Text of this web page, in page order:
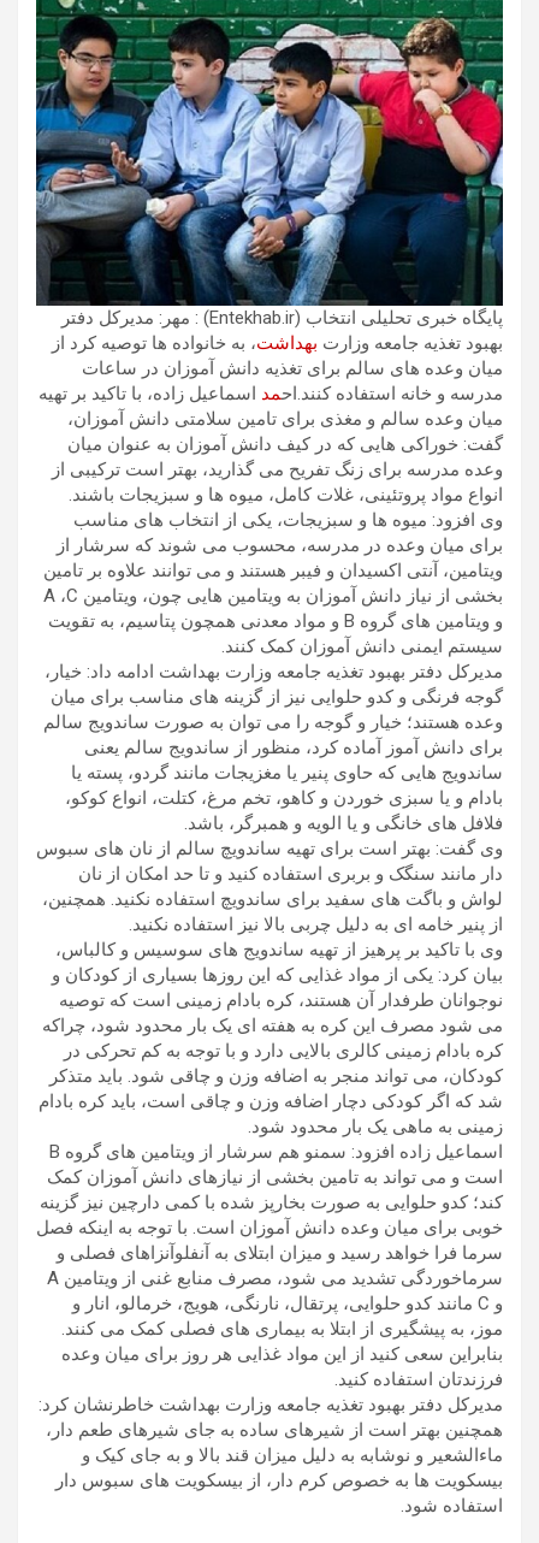
پایگاه خبری تحلیلی انتخاب (Entekhab.ir) : مهر: مدیرکل دفتر
بهبود تغذیه جامعه وزارت بهداشت، به خانواده ها توصیه کرد از
میان وعده های سالم برای تغذیه دانش آموزان در ساعات
مدرسه و خانه استفاده کنند.احمد اسماعیل زاده، با تاکید بر تهیه
میان وعده سالم و مغذی برای تامین سلامتی دانش آموزان،
گفت: خوراکی هایی که در کیف دانش آموزان به عنوان میان
وعده مدرسه برای زنگ تفریح می گذارید، بهتر است ترکیبی از
انواع مواد پروتئینی، غلات کامل، میوه ها و سبزیجات باشند.
وی افزود: میوه ها و سبزیجات، یکی از انتخاب های مناسب
برای میان وعده در مدرسه، محسوب می شوند که سرشار از
ویتامین، آنتی اکسیدان و فیبر هستند و می توانند علاوه بر تامین
بخشی از نیاز دانش آموزان به ویتامین هایی چون، ویتامین A ،C
و ویتامین های گروه B و مواد معدنی همچون پتاسیم، به تقویت
سیستم ایمنی دانش آموزان کمک کنند.
مدیرکل دفتر بهبود تغذیه جامعه وزارت بهداشت ادامه داد: خیار،
گوجه فرنگی و کدو حلوایی نیز از گزینه های مناسب برای میان
وعده هستند؛ خیار و گوجه را می توان به صورت ساندویج سالم
برای دانش آموز آماده کرد، منظور از ساندویج سالم یعنی
ساندویج هایی که حاوی پنیر یا مغزیجات مانند گردو، پسته یا
بادام و یا سبزی خوردن و کاهو، تخم مرغ، کتلت، انواع کوکو،
فلافل های خانگی و یا الویه و همبرگر، باشد.
وی گفت: بهتر است برای تهیه ساندویچ سالم از نان های سبوس
دار مانند سنگک و بربری استفاده کنید و تا حد امکان از نان
لواش و باگت های سفید برای ساندویچ استفاده نکنید. همچنین،
از پنیر خامه ای به دلیل چربی بالا نیز استفاده نکنید.
وی با تاکید بر پرهیز از تهیه ساندویج های سوسیس و کالباس،
بیان کرد: یکی از مواد غذایی که این روزها بسیاری از کودکان و
نوجوانان طرفدار آن هستند، کره بادام زمینی است که توصیه
می شود مصرف این کره به هفته ای یک بار محدود شود، چراکه
کره بادام زمینی کالری بالایی دارد و با توجه به کم تحرکی در
کودکان، می تواند منجر به اضافه وزن و چاقی شود. باید متذکر
شد که اگر کودکی دچار اضافه وزن و چاقی است، باید کره بادام
زمینی به ماهی یک بار محدود شود.
اسماعیل زاده افزود: سمنو هم سرشار از ویتامین های گروه B
است و می تواند به تامین بخشی از نیازهای دانش آموزان کمک
کند؛ کدو حلوایی به صورت بخارپز شده با کمی دارچین نیز گزینه
خوبی برای میان وعده دانش آموزان است. با توجه به اینکه فصل
سرما فرا خواهد رسید و میزان ابتلای به آنفلوآنزاهای فصلی و
سرماخوردگی تشدید می شود، مصرف منابع غنی از ویتامین A
و C مانند کدو حلوایی، پرتقال، نارنگی، هویج، خرمالو، انار و
موز، به پیشگیری از ابتلا به بیماری های فصلی کمک می کنند.
بنابراین سعی کنید از این مواد غذایی هر روز برای میان وعده
فرزندتان استفاده کنید.
مدیرکل دفتر بهبود تغذیه جامعه وزارت بهداشت خاطرنشان کرد:
همچنین بهتر است از شیرهای ساده به جای شیرهای طعم دار،
ماءالشعیر و نوشابه به دلیل میزان قند بالا و به جای کیک و
بیسکویت ها به خصوص کرم دار، از بیسکویت های سبوس دار
استفاده شود.